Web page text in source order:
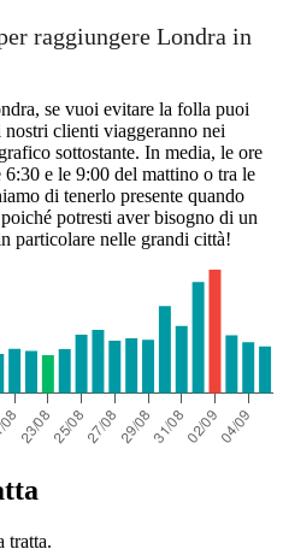
raggiungere Londra in
se vuoi evitare la folla puoi
clienti viaggeranno nei
sottostante. In media, le ore
e le 9:00 del mattino o tra le
di tenerlo presente quando
potresti aver bisogno di un
particolare nelle grandi città!
tratta.